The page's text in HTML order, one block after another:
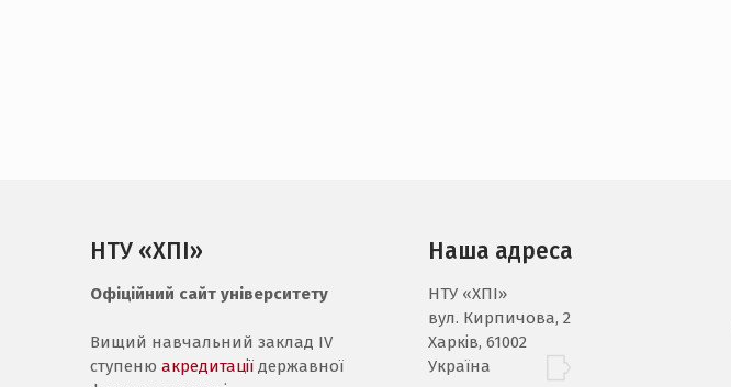
НТУ «ХПІ»
Офіційний сайт університету
Вищий навчальний заклад IV
ступеню акредитації державної
Наша адреса
НТУ «ХПI»
вул. Кирпичова, 2
Харків, 61002
Україна